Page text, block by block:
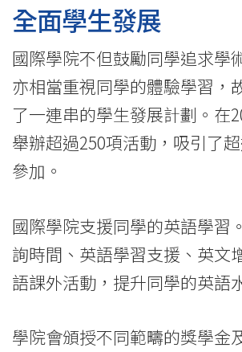
全面學生發展
國際學院不但鼓勵同學追求學
亦相當重視同學的體驗學習，
了一連串的學生發展計劃。在
舉辦超過250項活動，吸引了
參加。
國際學院支援同學的英語學習
詢時間、英語學習支援、英文
語課外活動，提升同學的英語
學院會頒授不同範疇的獎學金